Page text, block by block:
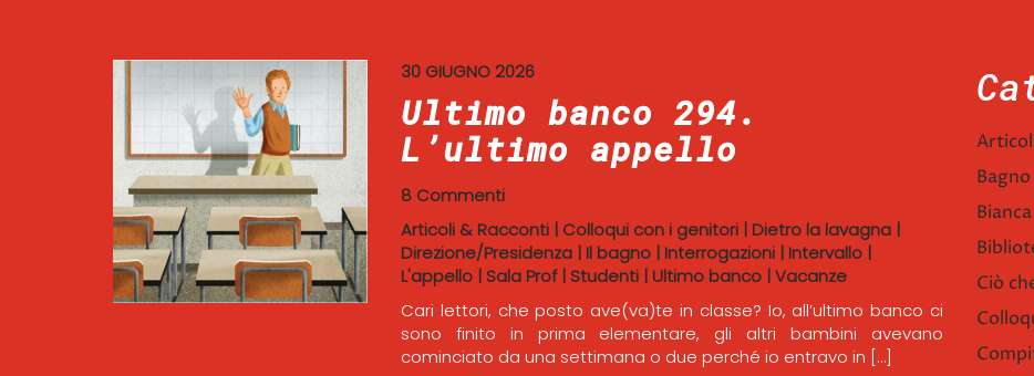
30 GIUGNO 2026
Ultimo banco 294.
L’ultimo appello
8 Commenti
Articoli & Racconti| Colloqui con i genitori| Dietro la lavagna|
Direzione/Presidenza| Il bagno| Interrogazioni| Intervallo|
L'appello| Sala Prof| Studenti| Ultimo banco|Vacanze
Cari lettori, che posto ave(va)te in classe? Io, all’ultimo banco ci
sono finito in prima elementare, gli altri bambini avevano
cominciato da una settimana o due perché io entravo in […]
Bagno
Ciò